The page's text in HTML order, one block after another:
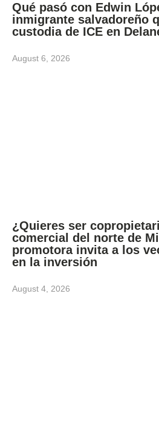
Qué pasó con Edwin
inmigrante salvadoreño
custodia de ICE en
August 6, 2026
¿Quieres ser
comercial del norte de
promotora invita a los
en la inversión
August 4, 2026